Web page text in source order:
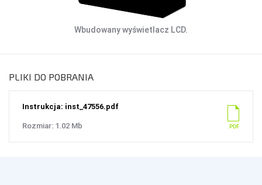
Wbudowany wyświetlacz LCD.
PLIKI DO POBRANIA
Instrukcja: inst_47556.pdf
Rozmiar: 1.02 Mb